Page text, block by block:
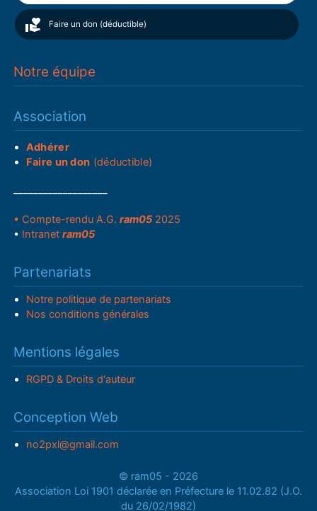
Faire un don (déductible)
Notre équipe
Association
Adhérer
Faire un don (déductible)
• Compte-rendu A.G.ram05 2025
• Intranetram05
Partenariats
Notre politique de partenariats
Nos conditions générales
Mentions légales
RGPD & Droits d'auteur
Conception Web
no2pxl@gmail.com
© ram05 - 2026
Association Loi 1901 déclarée en Préfecture le 11.02.82 (J.O.
du 26/02/1982)